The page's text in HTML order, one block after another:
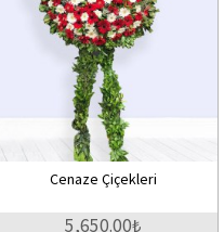
Cenaze Çiçekleri
5,650.00₺